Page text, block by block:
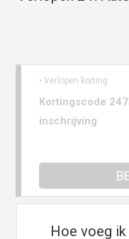
• Verlopen korting
Kortingscode
inschrijving
Hoe voeg